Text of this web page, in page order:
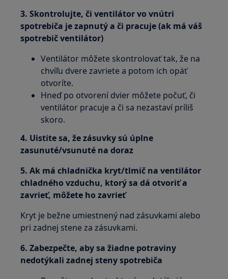
3. Skontrolujte, či ventilátor vo vnútri
spotrebiča je zapnutý a či pracuje (ak má váš
spotrebič ventilátor)
Ventilátor môžete skontrolovať tak, že na
chvíľu dvere zavriete a potom ich opäť
otvoríte.
Hneď po otvorení dvier môžete počuť, či
ventilátor pracuje a či sa nezastaví príliš
skoro.
4. Uistite sa, že zásuvky sú úplne
zasunuté/vsunuté na doraz
5. Ak má chladnička kryt/tlmič na ventilátor
chladného vzduchu, ktorý sa dá otvoriť a
zavrieť, môžete ho zavrieť
Kryt je bežne umiestnený nad zásuvkami alebo
pri zadnej stene za zásuvkami.
6. Zabezpečte, aby sa žiadne potraviny
nedotýkali zadnej steny spotrebiča